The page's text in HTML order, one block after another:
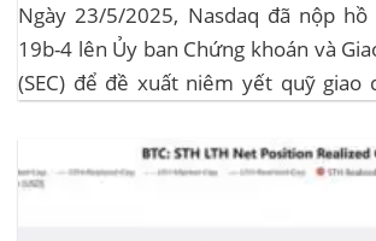
Ngày 23/5/2025, Nasdaq đã nộp
19b-4 lên Ủy ban Chứng khoán và
(SEC) để đề xuất niêm yết quỹ giao
trình xem xét chính thức của SEC đối